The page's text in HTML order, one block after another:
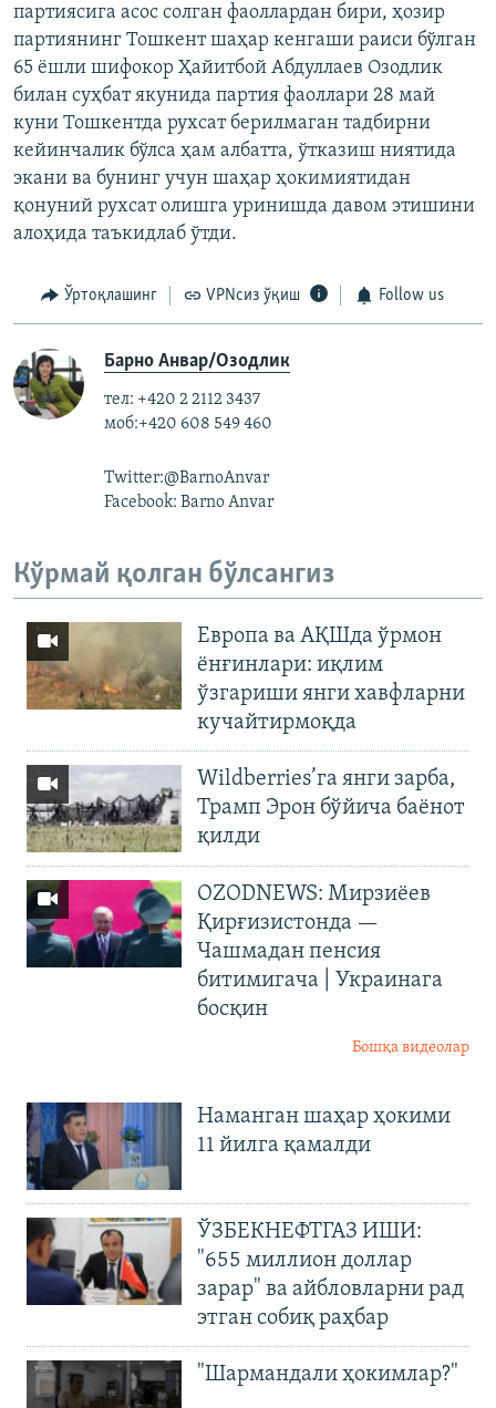
партиясига асос солган фаоллардан бири, ҳозир
партиянинг Тошкент шаҳар кенгаши раиси бўлган
65 ёшли шифокор Ҳайитбой Абдуллаев Озодлик
билан суҳбат якунида партия фаоллари 28 май
куни Тошкентда рухсат берилмаган тадбирни
кейинчалик бўлса ҳам албатта, ўтказиш ниятида
экани ва бунинг учун шаҳар ҳокимиятидан
қонуний рухсат олишга уринишда давом этишини
алоҳида таъкидлаб ўтди.
Ўртоқлашинг VPNсиз ўқиш Follow us
Барно Анвар/Озодлик
тел: +420 2 2112 3437
моб:+420 608 549 460
Twitter:@BarnoAnvar
Facebook: Barno Anvar
Кўрмай қолган бўлсангиз
Европа ва АҚШда ўрмон
ёнғинлари: иқлим
ўзгариши янги хавфларни
кучайтирмоқда
Wildberries’га янги зарба,
Трамп Эрон бўйича баёнот
қилди
OZODNEWS: Мирзиёев
Қирғизистонда —
Чашмадан пенсия
битимигача | Украинага
босқин
Бошқа видеолар
Наманган шаҳар ҳокими
11 йилга қамалди
ЎЗБЕКНЕФТГАЗ ИШИ:
"655 миллион доллар
зарар" ва айбловларни рад
этган собиқ раҳбар
"Шармандали ҳокимлар?"